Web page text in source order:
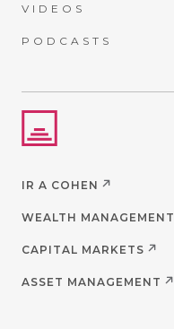
VIDEOS
PODCASTS
IR A COHEN
WEALTH MANAGEMENT
CAPITAL MARKETS
ASSET MANAGEMENT